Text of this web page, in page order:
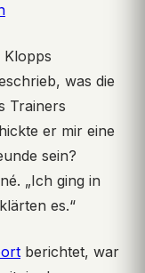
Klopps
was die
Trainers
er mir eine
sein?
„Ich ging in
es.“
berichtet, war